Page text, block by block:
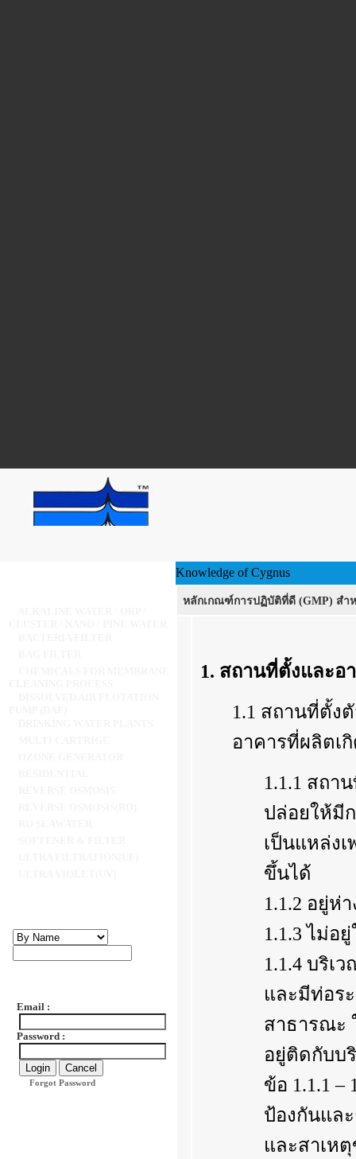
Email :
Password :
Forgot Password
Knowledge of Cygnus
หลักเกณฑ์การปฏิบัติที่ดี (GMP) สำ
1. สถานที่ตั้งและอ
1.1 สถานที่ตั้ง
อาคารที่ผลิตเ
1.1.1 สถา
ปล่อยให้มี
เป็นแหล่ง
ขึ้นได้
1.1.2 อยู่
1.1.3 ไม่อ
1.1.4 บริเ
และมีท่อร
สาธารณะ
อยู่ติดกับบ
ข้อ 1.1.1
ป้องกันแล
และสาเห